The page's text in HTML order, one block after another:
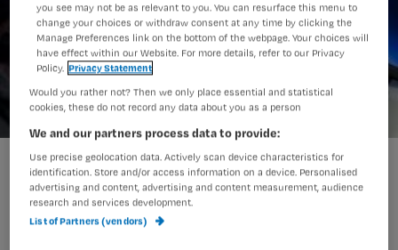
Familiezorg: een actueel onderwerp
dat de gemoederen hevig bezig houdt,
you see may not be as relevant to you. You can resurface this menu to
change your choices or withdraw consent at any time by clicking the
Manage Preferences link on the bottom of the webpage. Your choices will
have effect within our Website. For more details, refer to our Privacy
Policy. Privacy Statement
Would you rather not? Then we only place essential and statistical
cookies, these do not record any data about you as a person
We and our partners process data to provide:
Use precise geolocation data. Actively scan device characteristics for
identification. Store and/or access information on a device. Personalised
advertising and content, advertising and content measurement, audience
research and services development.
List of Partners (vendors)